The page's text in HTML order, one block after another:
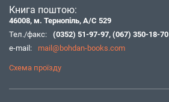
Книга поштою:
46008, м. Тернопіль, А/С 529
Тел./факс:
(0352) 51-97-97, (067) 350-18-70
e-mail:
mail@bohdan-books.com
Схема проїзду